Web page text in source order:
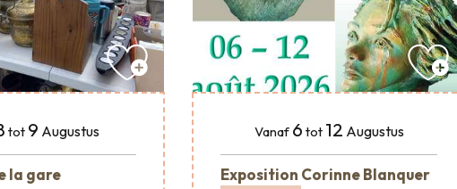
tot 9 Augustus
la gare
Vanaf 6 tot 12 Augustus
Exposition Corinne Blanquer